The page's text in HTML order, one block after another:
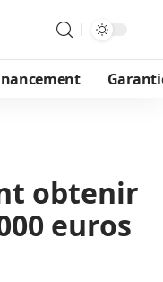
obtenir
euros